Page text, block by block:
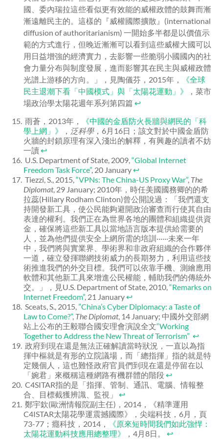
國、委內瑞拉這些看似更有效能的威權政體的鼓舞而漸
漸遠離民主的。這樣的『威權國際擴散』(international
diffusion of authoritarianism) 一開始多半都是以價值示
範的方式進行，但晚近漸漸可以看到這些威權大國可以
用日益增強的經濟實力，去影響一些脆弱小國國內的社
會力量分布與制度發展，進而影響其在民主與威權政體
光譜上游移的方向。」，見陶儀芬，2015年，
《全球
民主退潮下看「中國模式」與「太陽花運動」》
，菜市
場政治學太陽花週年系列第四篇↩
雨蒼，2013年，
《中國的金盾防火長牆與網民的「科
學上網」 》 ， 泛科學，6月16日；該文對於中國金盾防
火牆的封鎖原理有深入淺出的解釋，有興趣的讀者不妨
一讀↩
U.S. Department of State, 2009,“Global Internet
Freedom Task Force”, 20 January↩
Tiezzi, S., 2015,“VPNs: The China-US Proxy War”, The
Diplomat, 29 January; 2010年，時任美國國務卿的的希
拉蕊(Hillary Rodham Clinton)曾公開說過：「我們還支
持開發新工具，使公民能夠避開政治審查而行使其自由
表達的權利。我們正在為世界各地的團體和組織提供資
金，確保將這些新工具以當地語言版本提供給需要的
人，並為他們提供安全上網所需的培訓‧‧‧‧‧‧未來一年
中，我們將與實業界、學術界和非政府組織的合作夥伴
一道，確立發揮聯網技術威力的長期努力，利用這些技
術推進我們的外交目標。我們可以依靠手機、測繪應用
軟體和其他新工具來增進公民權能，輔助我們的傳統外
交。」，見U.S. Department of State, 2010,“Remarks on
Internet Freedom”, 21 January↩
Sceats, S., 2015,”China’s Cyber Diplomacy: a Taste of
Law to Come?”, The Diplomat, 14 January; 中國外交部網
站上公布的王毅聯合國安理會演說全文“Working
Together to Address the New Threat of Terrorism”↩
政府到現在還是無法正確解讀當時狀況，一直以為指
揮中樞就是有形的立院議場，而「總指揮」指的就是特
定幾個人，這也難怪政府官員們到現在還是停留在以
「婉君」來概稱這種網路有機群體的階段↩
C4SITAR指的是「指揮、管制、通訊、電腦、情報整
合、目標截獲辨識、監視」↩
鄭宇欽(歐洲情報院副主任)，2014，《精準運用
C4ISTAR太陽花學運震撼國際》，尖端科技，6月，頁
73-77；癮科技，2014，
《原來短時間我們如此強悍：
太陽花運動科技應用總整理》
，4月8日。↩